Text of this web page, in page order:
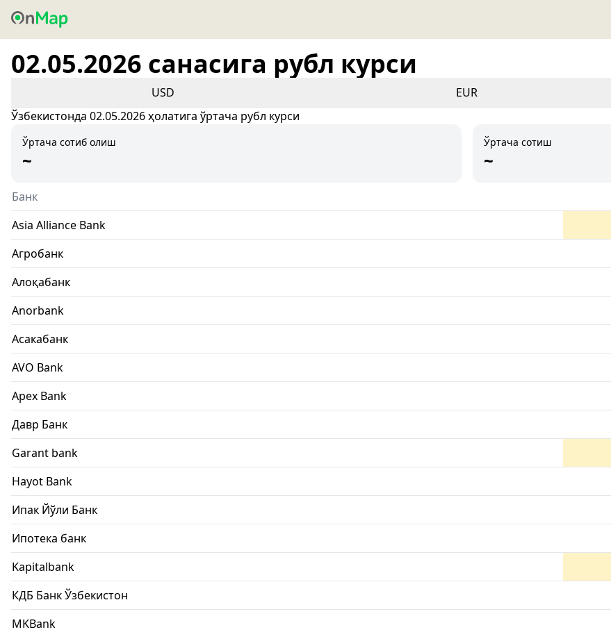
02.05.2026 санасига рубл курси
USD EUR
Ўзбекистонда 02.05.2026 ҳолатига ўртача рубл курси
Ўртача сотиб олиш
~
Ўртача сотиш
~
Банк
Asia Alliance Bank
Агробанк
Алоқабанк
Anorbank
Асакабанк
AVO Bank
Apex Bank
Давр Банк
Garant bank
Hayot Bank
Ипак Йўли Банк
Ипотека банк
Kapitalbank
КДБ Банк Ўзбекистон
MKBank